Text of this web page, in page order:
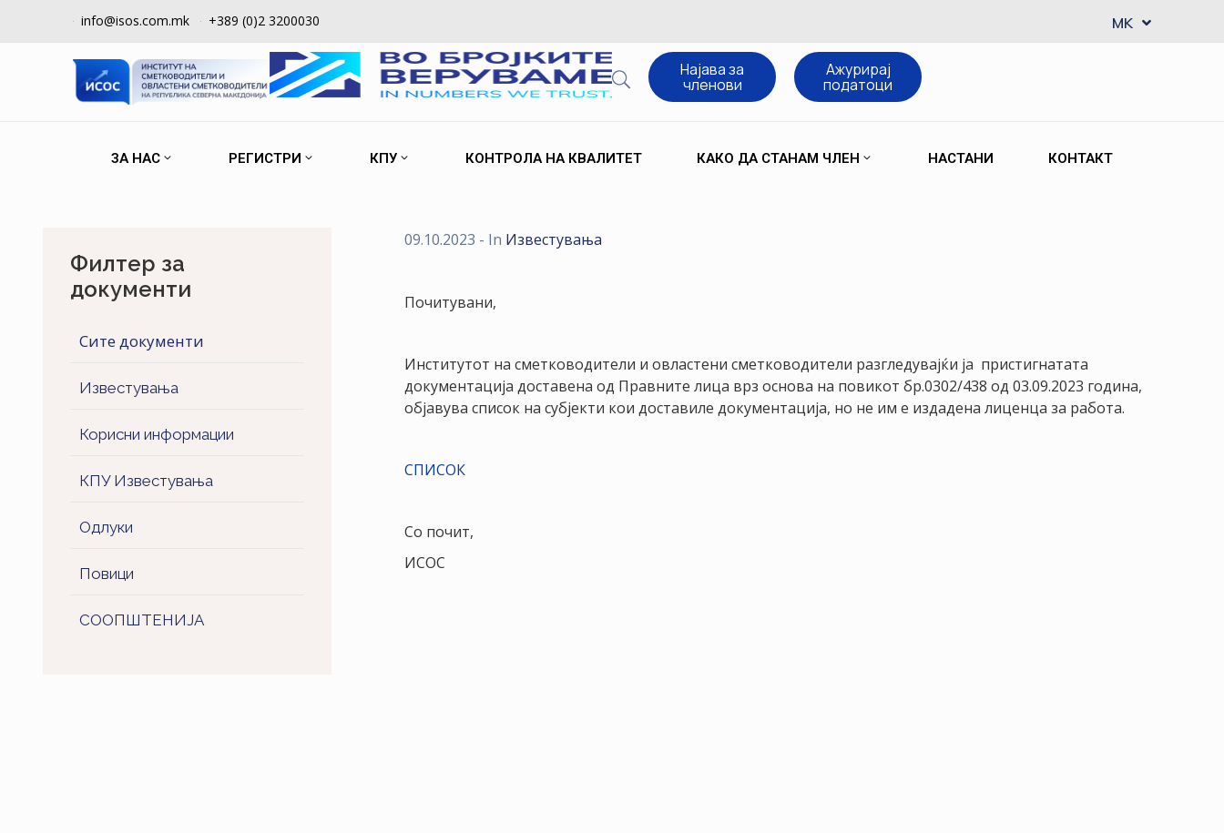
info@isos.com.mk +389 (0)2 3200030 MK
SQ
Најава за
членови
Ажурирај
податоци
ЗА НАС РЕГИСТРИ КПУ КОНТРОЛА НА КВАЛИТЕТ КАКО ДА СТАНАМ ЧЛЕН НАСТАНИ КОНТАКТ
Филтер за
документи
Сите документи
Известувања
Корисни информации
КПУ Известувања
Одлуки
Повици
СООПШТЕНИJA
09.10.2023 - In Известувања
Почитувани,
Институтот на сметководители и овластени сметководители разгледувајќи ја пристигнатата
документација доставена од Правните лица врз основа на повикот бр.0302/438 од 03.09.2023 година,
објавува список на субјекти кои доставиле документација, но не им е издадена лиценца за работа.
СПИСОК
Со почит,
ИСОС